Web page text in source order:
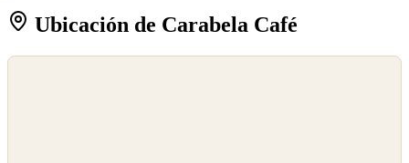
Ubicación de Carabela Café